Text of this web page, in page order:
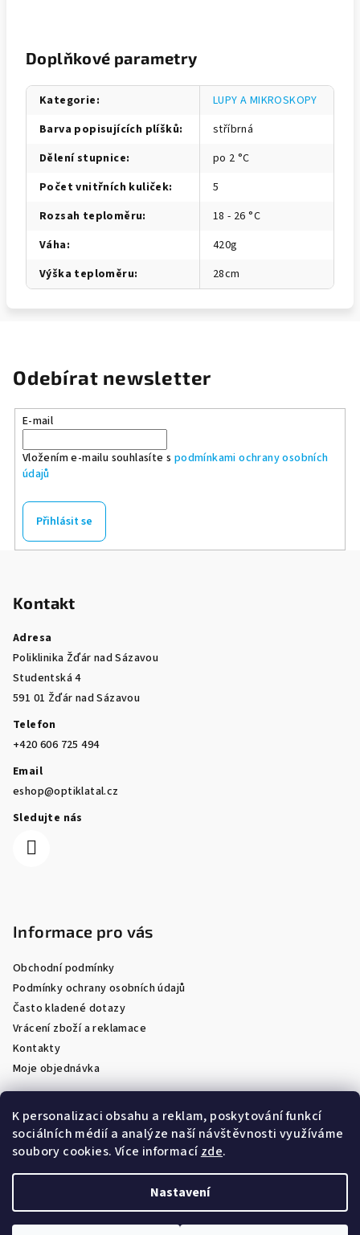
K personalizaci obsahu a reklam, poskytování funkcí
sociálních médií a analýze naší návštěvnosti využíváme
soubory cookies. Více informacízde.
Nastavení
Doplňkové parametry
Kategorie:
LUPY A MIKROSKOPY
Barva popisujících plíšků:
stříbrná
Dělení stupnice:
po 2 °C
Počet vnitřních kuliček:
5
Rozsah teploměru:
18 - 26 °C
Váha:
420g
Výška teploměru: 28cm
Odebírat newsletter
E-mail
Vložením e-mailu souhlasíte s podmínkami ochrany osobních
údajů
Přihlásit se
Kontakt
Adresa
Poliklinika Žďár nad Sázavou
Studentská 4
591 01 Žďár nad Sázavou
Telefon
+420 606 725 494
Email
eshop@optiklatal.cz
Sledujte nás
Informace pro vás
Obchodní podmínky
Podmínky ochrany osobních údajů
Často kladené dotazy
Vrácení zboží a reklamace
Kontakty
Moje objednávka
Facebook
Upravit nastavení cookies